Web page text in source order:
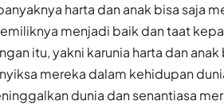
harta dan anak bisa saja
menjadi baik dan taat
itu, yakni karunia harta dan
mereka dalam kehidupan
dunia dan senantiasa